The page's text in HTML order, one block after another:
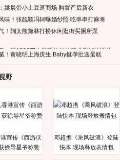
姚晨带小土豆逛商场 购置产后新衣
味！张靓颖冯轲曝婚纱照 吃串串打麻将
！阔太熊黛林打扮休闲逛街买厕所泵
，砸1000万人民币给媒体要求删掉这照片
！黄晓明上海庆生 Baby挺孕肚送蛋糕
野
宣传《西游伏
徐导星爷称赞
邓超携《乘风破浪》登陆
快本 现场释放表情包